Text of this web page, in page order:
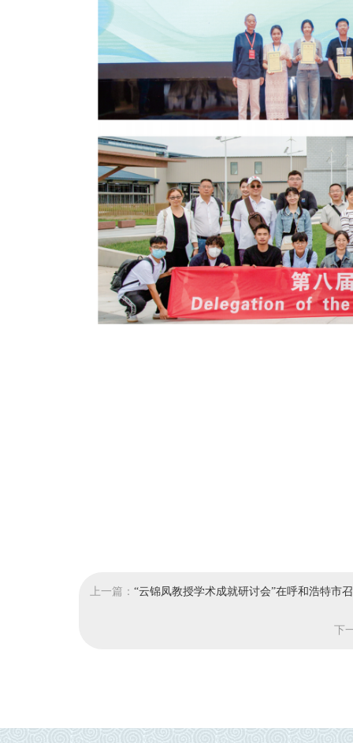
上一篇： “云锦凤教授学术成就研讨会”在呼和浩特市
下